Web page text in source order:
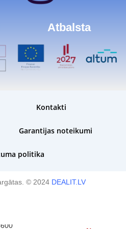
Atbalsta
Kontakti
Garantijas noteikumi
politika
© 2024 DEALIT.LV